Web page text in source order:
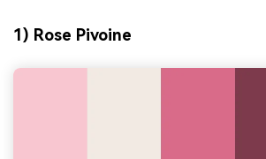
1) Rose Pivoine